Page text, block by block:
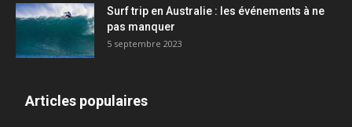
Surf trip en Australie : les événements à ne
pas manquer
5 septembre 2023
Articles populaires